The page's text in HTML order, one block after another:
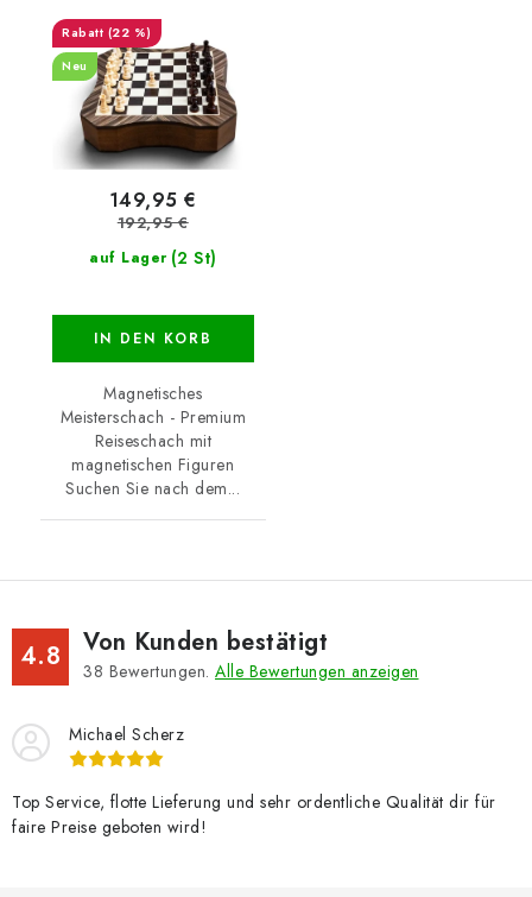
(22 %)
Neu
auf Lager (2 St)
149,95 €
192,95 €
IN DEN KORB
Magnetisches
Meisterschach - Premium
Reiseschach mit
magnetischen Figuren
Suchen Sie nach dem...
4.8 Von Kunden bestätigt
38 Bewertungen. Alle Bewertungen anzeigen
Michael Scherz
Top Service, flotte Lieferung und sehr ordentliche Qualität dir für
faire Preise geboten wird!